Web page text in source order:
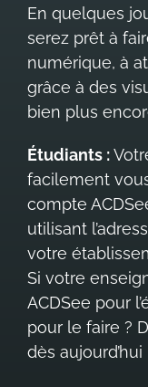
En quelques
serez prêt à
numérique, à
grâce à des
bien plus
Étudiants :
facilement
compte
utilisant
votre
Si votre
ACDSee pour
pour le faire ?
dès aujourd’hui